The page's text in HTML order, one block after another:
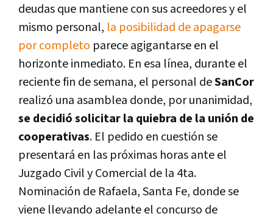
deudas que mantiene con sus acreedores y el
mismo personal, la posibilidad de apagarse
por completo parece agigantarse en el
horizonte inmediato. En esa línea, durante el
reciente fin de semana, el personal deSanCor
realizó una asamblea donde, por unanimidad,
se decidió solicitar la quiebra de la unión de
cooperativas. El pedido en cuestión se
presentará en las próximas horas ante el
Juzgado Civil y Comercial de la 4ta.
Nominación de Rafaela, Santa Fe, donde se
viene llevando adelante el concurso de